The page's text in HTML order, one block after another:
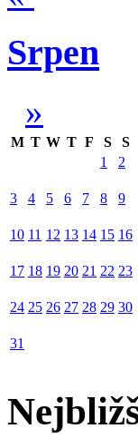
Srpen
»
M T W T F S
S
1
2
3 4 5 6 7 8 9
10 11 12 13 14 15 16
17 18 19 20 21 22 23
24 25 26 27 28 29 30
31